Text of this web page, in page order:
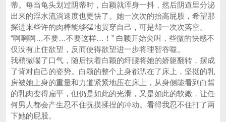
蒂。每当龟头划过阴蒂时，白颖就浑身一抖，然后阴道里分泌
出来的淫水流淌速度也更快了。她一次次的抬高屁股，希望那
探进来些许的肉棒能够猛地贯穿自己，可是却一次次落空。
“啊啊啊…不要…不要这样…！” 白颖开始尖叫，些微的快感不
仅没有止住欲望，反而使得欲望进一步将理智吞噬。
我稍微喘了口气，随后扶着白颖的纤腰将她的娇躯翻转，摆成
了背对自己的姿势。白颖的整个上身都趴在了床上，坚挺的乳
房被她上身的重量和力道紧紧地压在床上，从身侧能看到白皙
的乳肉变得扁平，但仍是如此的光滑，又是如此的软嫩，让任
何男人都会产生忍不住抚摸揉捏的冲动。看得我忍不住打了两
下她的屁股。